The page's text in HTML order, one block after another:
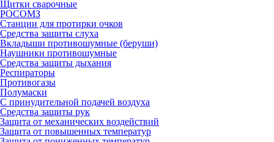
Щитки сварочные
РОСОМЗ
Станции для протирки очков
Средства защиты слуха
Вкладыши противошумные (беруши)
Наушники противошумные
Средства защиты дыхания
Респираторы
Противогазы
Полумаски
С принудительной подачей воздуха
Средства защиты рук
Защита от механических воздействий
Защита от повышенных температур